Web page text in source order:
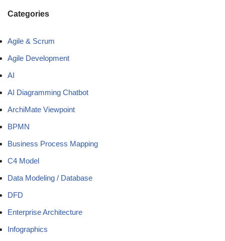
Categories
Agile & Scrum
Agile Development
AI
AI Diagramming Chatbot
ArchiMate Viewpoint
BPMN
Business Process Mapping
C4 Model
Data Modeling / Database
DFD
Enterprise Architecture
Infographics